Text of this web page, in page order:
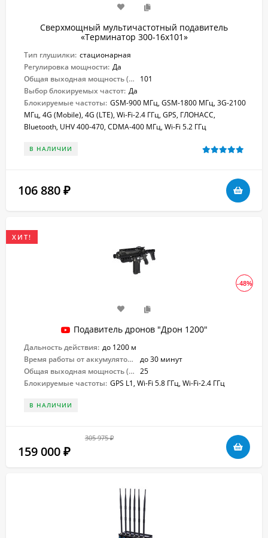
Сверхмощный мультичастотный подавитель
«Терминатор 300-16х101»
Тип глушилки: стационарная
Регулировка мощности: Да
Общая выходная мощность (Вт):
101
Выбор блокируемых частот: Да
Блокируемые частоты: GSM-900 МГц, GSM-1800 МГц, 3G-2100
МГц, 4G (Mobile), 4G (LTE), Wi-Fi-2.4 ГГц, GPS, ГЛОНАСС,
Bluetooth, UHV 400-470, CDMA-400 МГц, Wi-Fi 5.2 ГГц
В НАЛИЧИИ
106 880 ₽
-48%
ХИТ!
Подавитель дронов "Дрон 1200"
Дальность действия: до 1200 м
Время работы от аккумулятора:
до 30 минут
Общая выходная мощность (Вт): 25
Блокируемые частоты: GPS L1, Wi-Fi 5.8 ГГц, Wi-Fi-2.4 ГГц
В НАЛИЧИИ
305 975₽
159 000 ₽